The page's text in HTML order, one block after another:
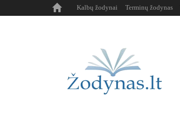
Kalbų žodynai Terminų žodynas